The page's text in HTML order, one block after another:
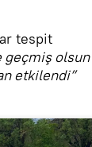
tespit
geçmiş olsun
etkilendi”